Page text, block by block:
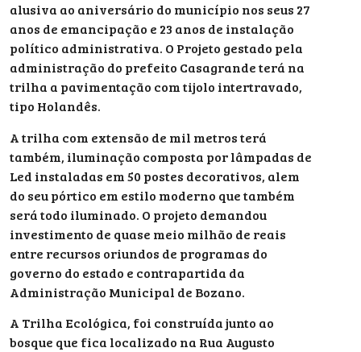
alusiva ao aniversário do município nos seus 27
anos de emancipação e 23 anos de instalação
político administrativa. O Projeto gestado pela
administração do prefeito Casagrande terá na
trilha a pavimentação com tijolo intertravado,
tipo Holandês.
A trilha com extensão de mil metros terá
também, iluminação composta por lâmpadas de
Led instaladas em 50 postes decorativos, alem
do seu pórtico em estilo moderno que também
será todo iluminado. O projeto demandou
investimento de quase meio milhão de reais
entre recursos oriundos de programas do
governo do estado e contrapartida da
Administração Municipal de Bozano.
A Trilha Ecológica, foi construída junto ao
bosque que fica localizado na Rua Augusto